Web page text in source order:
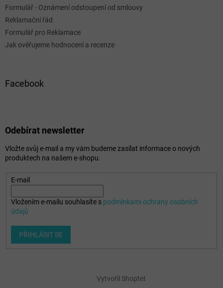
Formulář - Oznámení odstoupení od smlouvy
Reklamační řád
Formulář pro Reklamace
Jak ověřujeme hodnocení a recenze
Facebook
Odebírat newsletter
Vložte svůj e-mail a my vám budeme zasílat informace o nových
produktech na našem e-shopu.
E-mail
Vložením e-mailu souhlasíte s podmínkami ochrany osobních
údajů
PŘIHLÁSIT SE
Vytvořil Shoptet